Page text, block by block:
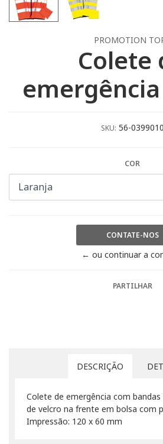
PROMOTION
Colete
emergência
SKU: 56-0399010
COR
CONTATE-NOS
← ou continuar a
PARTILHAR
DESCRIÇÃO
Colete de emergência com
de velcro na frente em bolsa com
Impressão: 120 x 60 mm